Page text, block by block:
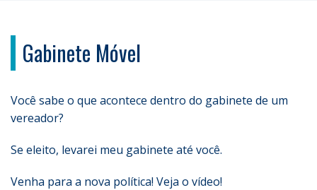
Gabinete Móvel
Você sabe o que acontece dentro do gabinete de um
vereador?
Se eleito, levarei meu gabinete até você.
Venha para a nova política! Veja o vídeo!